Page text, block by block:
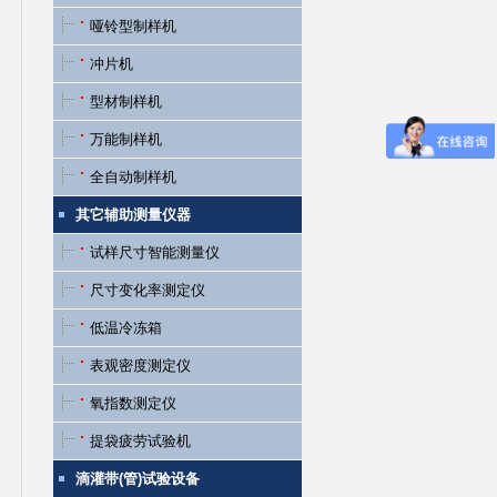
哑铃型制样机
冲片机
型材制样机
万能制样机
全自动制样机
其它辅助测量仪器
试样尺寸智能测量仪
尺寸变化率测定仪
低温冷冻箱
表观密度测定仪
氧指数测定仪
提袋疲劳试验机
滴灌带(管)试验设备